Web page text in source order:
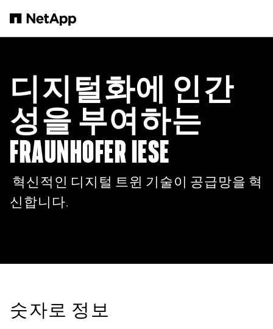
디지털화에 인간
성을 부여하는
FRAUNHOFER IESE
혁신적인 디지털 트윈 기술이 공급망을 혁
신합니다.
숫자로 정보